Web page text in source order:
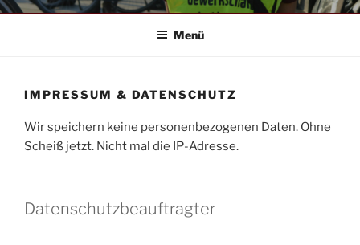
Menü
IMPRESSUM & DATENSCHUTZ
Wir speichern keine personenbezogenen Daten. Ohne
Scheiß jetzt. Nicht mal die IP-Adresse.
Datenschutzbeauftragter